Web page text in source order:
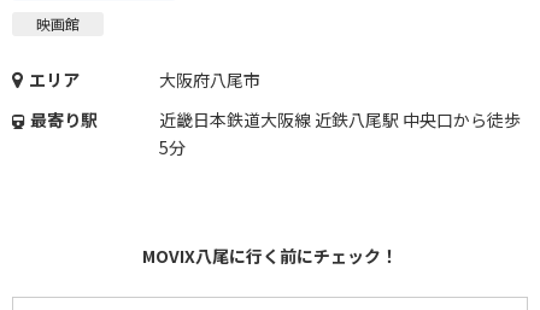
映画館
エリア
大阪府八尾市
最寄り駅
近畿日本鉄道大阪線 近鉄八尾駅 中央口から徒歩
5分
MOVIX八尾に行く前にチェック！